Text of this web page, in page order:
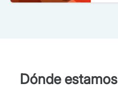
Dónde estamos